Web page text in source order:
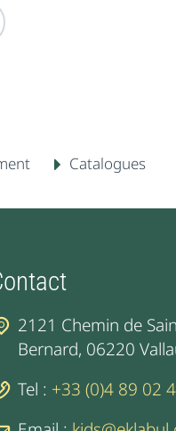
Catalogues
2121 Chemin de
Bernard, 06220
Tel : +33 (0)4 89 02